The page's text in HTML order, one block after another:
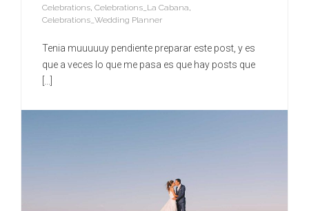
Celebrations, Celebrations_La Cabana,
Celebrations_Wedding Planner
Tenia muuuuuy pendiente preparar este post, y es
que a veces lo que me pasa es que hay posts que